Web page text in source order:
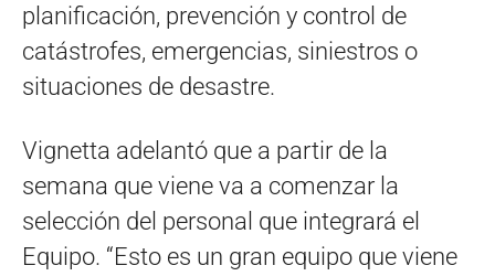
planificación, prevención y control de
catástrofes, emergencias, siniestros o
situaciones de desastre.
Vignetta adelantó que a partir de la
semana que viene va a comenzar la
selección del personal que integrará el
Equipo. “Esto es un gran equipo que viene